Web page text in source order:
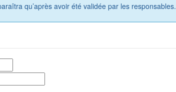
qu’après avoir été validée par les responsables.